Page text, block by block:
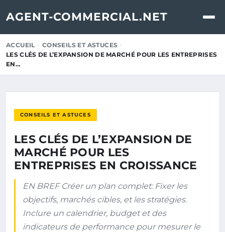
AGENT-COMMERCIAL.NET
ACCUEIL
CONSEILS ET ASTUCES
LES CLÉS DE L’EXPANSION DE MARCHÉ POUR LES ENTREPRISES
EN…
CONSEILS ET ASTUCES
LES CLÉS DE L’EXPANSION DE
MARCHÉ POUR LES
ENTREPRISES EN CROISSANCE
EN BREF Créer un plan complet: Fixer les
objectifs, marchés cibles, et les stratégies.
Inclure un calendrier, budget et des
indicateurs de performance pour mesurer le